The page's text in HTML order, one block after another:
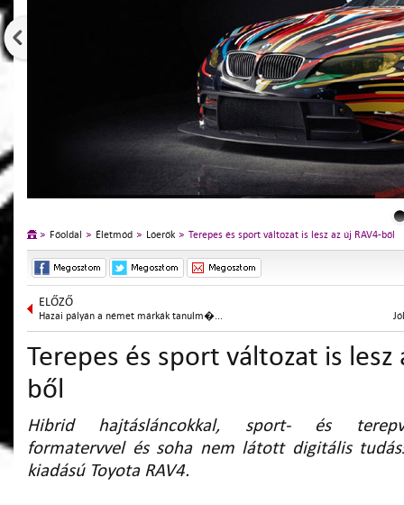
Főoldal Életmód Lóerők Terepes és sport változat is lesz az új RAV4-ből
ELŐZŐ
Hazai pályán a német márkák tanulm�...
Terepes és sport változat is lesz
ből
Hibrid hajtásláncokkal, sport- és
formatervvel és soha nem látott digitális
kiadású Toyota RAV4.